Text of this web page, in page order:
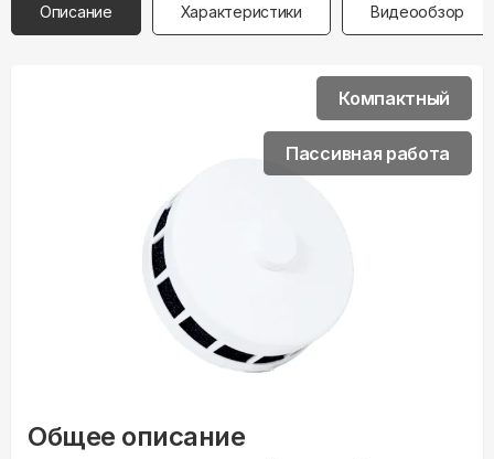
Описание Характеристики Видеообзор
Общее описание
Компактный
Пассивная работа